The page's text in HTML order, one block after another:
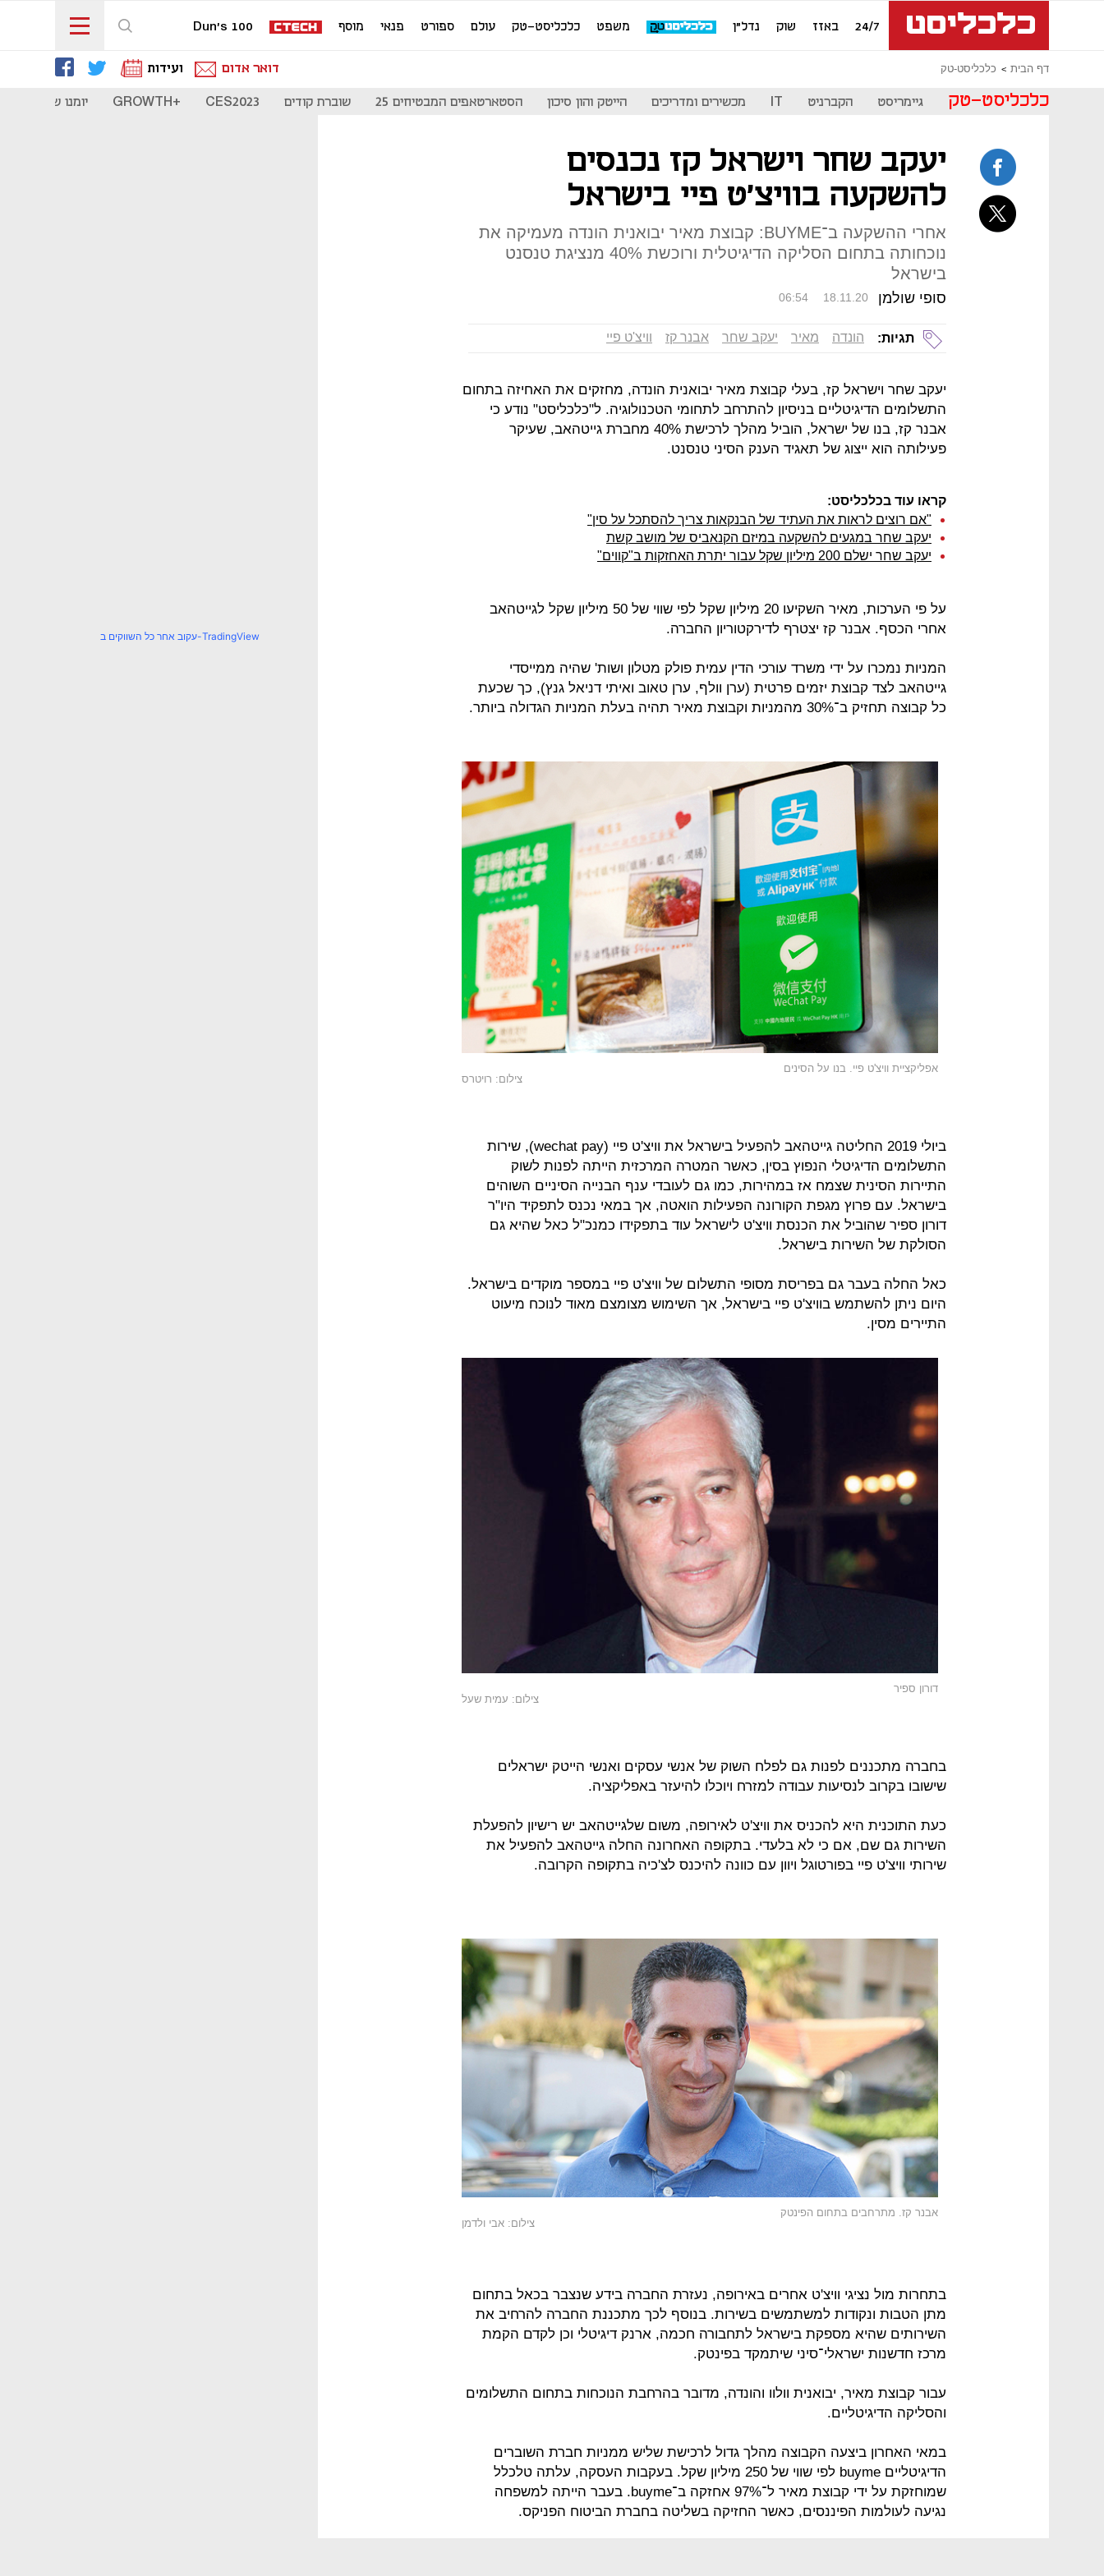
24/7 באזז שוק נדל"ן משפט כלכליסט-טק עולם ספורט פנאי מוסף Dun's 100
דף הבית כלכליסט-טק דואר אדום ועידות
כלכליסט-טק גיימריסט הקברניט IT מכשירים ומדריכים הייטק והון סיכון הסטארטאפים המבטיחים 25 שוברת קודים CES2023
+GROWTH יומנו של
יעקב שחר וישראל קז נכנסים
להשקעה בוויצ'ט פיי בישראל
אחרי ההשקעה ב־BUYME: קבוצת מאיר יבואנית הונדה מעמיקה את
נוכחותה בתחום הסליקה הדיגיטלית ורוכשת 40% מנציגת טנסנט
בישראל
סופי שולמן 06:54 18.11.20
תגיות: הונדה מאיר יעקב שחר אבנר קז וויצ'ט פיי
יעקב שחר וישראל קז, בעלי קבוצת מאיר יבואנית הונדה, מחזקים את האחיזה בתחום
התשלומים הדיגיטליים בניסיון להתרחב לתחומי הטכנולוגיה. ל"כלכליסט" נודע כי
אבנר קז, בנו של ישראל, הוביל מהלך לרכישת 40% מחברת גייטהאב, שעיקר
פעילותה הוא ייצוג של תאגיד הענק הסיני טנסנט.
קראו עוד בכלכליסט:
"אם רוצים לראות את העתיד של הבנקאות צריך להסתכל על סין"
יעקב שחר במגעים להשקעה במיזם הקנאביס של מושב קשת
יעקב שחר ישלם 200 מיליון שקל עבור יתרת האחזקות ב"קווים"
על פי הערכות, מאיר השקיעו 20 מיליון שקל לפי שווי של 50 מיליון שקל לגייטהאב
אחרי הכסף. אבנר קז יצטרף לדירקטוריון החברה.
המניות נמכרו על ידי משרד עורכי הדין עמית פולק מטלון ושות' שהיה ממייסדי
גייטהאב לצד קבוצת יזמים פרטית (ערן וולף, ערן טאוב ואיתי דניאל גנץ), כך שכעת
כל קבוצה תחזיק ב־30% מהמניות וקבוצת מאיר תהיה בעלת המניות הגדולה ביותר.
אפליקציית וויצ'ט פיי. בנו על הסינים
צילום: רויטרס
ביולי 2019 החליטה גייטהאב להפעיל בישראל את וויצ'ט פיי (wechat pay), שירות
התשלומים הדיגיטלי הנפוץ בסין, כאשר המטרה המרכזית הייתה לפנות לשוק
התיירות הסינית שצמח אז במהירות, כמו גם לעובדי ענף הבנייה הסיניים השוהים
בישראל. עם פרוץ מגפת הקורונה הפעילות הואטה, אך במאי נכנס לתפקיד היו"ר
דורון ספיר שהוביל את הכנסת וויצ'ט לישראל עוד בתפקידו כמנכ"ל כאל שהיא גם
הסולקת של השירות בישראל.
כאל החלה בעבר גם בפריסת מסופי התשלום של וויצ'ט פיי במספר מוקדים בישראל.
היום ניתן להשתמש בוויצ'ט פיי בישראל, אך השימוש מצומצם מאוד לנוכח מיעוט
התיירים מסין.
דורון ספיר
צילום: עמית שעל
בחברה מתכננים לפנות גם לפלח השוק של אנשי עסקים ואנשי הייטק ישראלים
שישובו בקרוב לנסיעות עבודה למזרח ויוכלו להיעזר באפליקציה.
כעת התוכנית היא להכניס את וויצ'ט לאירופה, משום שלגייטהאב יש רישיון להפעלת
השירות גם שם, אם כי לא בלעדי. בתקופה האחרונה החלה גייטהאב להפעיל את
שירותי וויצ'ט פיי בפורטוגל ויוון עם כוונה להיכנס לצ'כיה בתקופה הקרובה.
אבנר קז. מתרחבים בתחום הפינטק
צילום: אבי ולדמן
בתחרות מול נציגי וויצ'ט אחרים באירופה, נעזרת החברה בידע שנצבר בכאל בתחום
מתן הטבות ונקודות למשתמשים בשירות. בנוסף לכך מתכננת החברה להרחיב את
השירותים שהיא מספקת בישראל לתחבורה חכמה, ארנק דיגיטלי וכן לקדם הקמת
מרכז חדשנות ישראלי־סיני שיתמקד בפינטק.
עבור קבוצת מאיר, יבואנית וולוו והונדה, מדובר בהרחבת הנוכחות בתחום התשלומים
והסליקה הדיגיטליים.
במאי האחרון ביצעה הקבוצה מהלך גדול לרכישת שליש ממניות חברת השוברים
הדיגיטליים buyme לפי שווי של 250 מיליון שקל. בעקבות העסקה, עלתה טלכלל
שמוחזקת על ידי קבוצת מאיר ל־97% אחזקה ב־buyme. בעבר הייתה למשפחה
נגיעה לעולמות הפיננסים, כאשר החזיקה בשליטה בחברת הביטוח הפניקס.
עקוב אחר כל השווקים ב-TradingView